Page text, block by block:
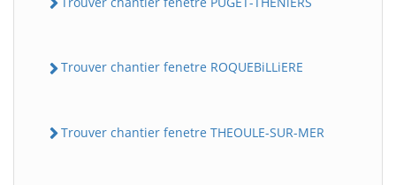
Trouver chantier fenetre ROQUEBiLLiERE
Trouver chantier fenetre THEOULE-SUR-MER